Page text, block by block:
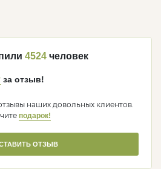
4524 человек
за отзыв!
наших довольных клиентов.
подарок!
ОТЗЫВ